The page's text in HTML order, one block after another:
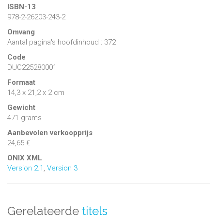
ISBN-13
978-2-26203-243-2
Omvang
Aantal pagina's hoofdinhoud : 372
Code
DUC225280001
Formaat
14,3 x 21,2 x 2 cm
Gewicht
471 grams
Aanbevolen verkoopprijs
24,65 €
ONIX XML
Version 2.1 Version 3
Gerelateerde titels